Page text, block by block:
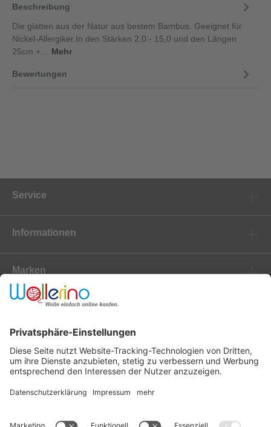
Beschreibung
Die glatten aus der Natur aus bestem Bambus. Geeignet für
Nickel-Allergiker.In den Stärken 2,0 - 15,0 und den Längen
25cm +… Mehr
Bewertungen
Service
Informationen
Marken
Newsletter
Versanddienstleister